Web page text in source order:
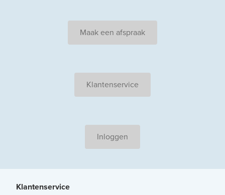
Maak een afspraak
Klantenservice
Inloggen
Klantenservice